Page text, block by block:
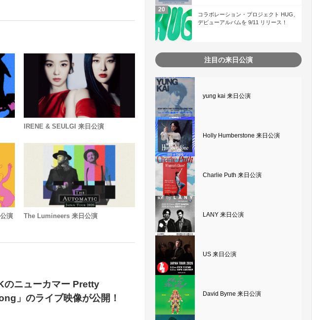
IRENE & SEULGI 来日公演
演 The Lumineers 来日公演
ニューカマー Pretty
」のライブ映像が公開！
コラボレーション・プロジェクト HUG、
デビューアルバムを 9/11 リリース！
注目の来日公演
yung kai 来日公演
Holly Humberstone 来日公演
Charlie Puth 来日公演
LANY 来日公演
US 来日公演
David Byrne 来日公演